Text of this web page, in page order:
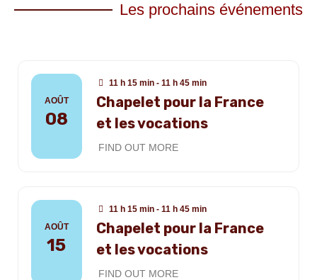
Les prochains événements
AOÛT
08
11 h 15 min - 11 h 45 min
Chapelet pour la France
et les vocations
FIND OUT MORE
AOÛT
15
11 h 15 min - 11 h 45 min
Chapelet pour la France
et les vocations
FIND OUT MORE